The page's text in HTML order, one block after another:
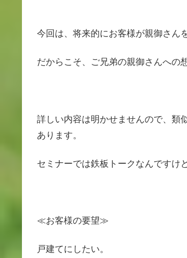
今回は、将来的にお客様が親御さん
だからこそ、ご兄弟の親御さんへの
詳しい内容は明かせませんので、類
あります。
セミナーでは鉄板トークなんですけ
≪お客様の要望≫
戸建てにしたい。